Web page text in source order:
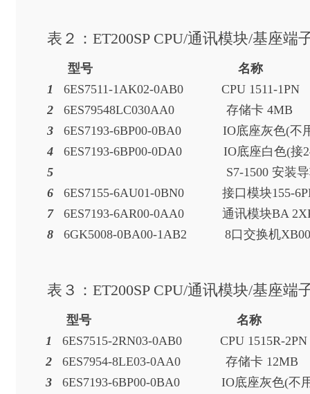
表２：ET200SP CPU/通讯模块/基座端
表３：ET200SP CPU/通讯模块/基座端
型号 名
1 6ES7511-1AK02-0AB0 CPU
2 6ES79548LC030AA0 存
3 6ES7193-6BP00-0BA0
IO底座灰
4 6ES7193-6BP00-0DA0
IO底座白
5 S7-1500 安
6 6ES7155-6AU01-0BN0 接口模块
76ES7193-6AR00-0AA0 通讯模
8 6GK5008-0BA00-1AB2 8口交
型号 名
1 6ES7515-2RN03-0AB0 CPU
2 6ES7954-8LE03-0AA0 存
3 6ES7193-6BP00-0BA0
IO底座灰色